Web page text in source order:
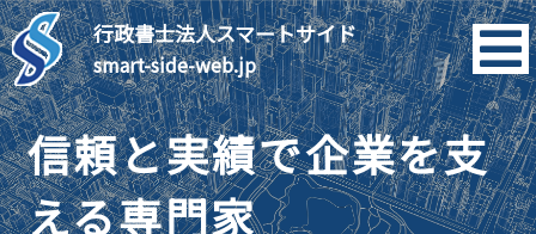
行政書士法人スマートサイド
smart-side-web.jp
信頼と実績で企業を支
える専門家